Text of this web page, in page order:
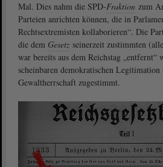
Mal. Dies nahm die SPD-Fraktion zum
Parteien anrichten können, die in
Rechtsextremisten kollaborieren“. Die
die dem Gesetz seinerzeit zustimmten
war bereits aus dem Reichstag
scheinbaren demokratischen
Gewaltherrschaft zugestimmt.